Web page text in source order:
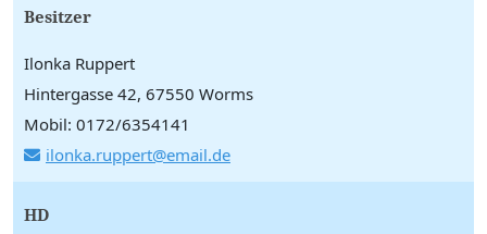
Besitzer
Ilonka Ruppert
Hintergasse 42, 67550 Worms
Mobil: 0172/6354141
ilonka.ruppert@email.de
HD